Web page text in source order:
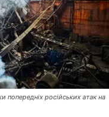
попередніх російських атак на